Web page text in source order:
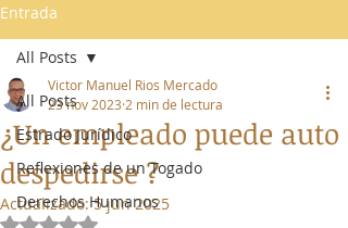
Entrada
All Posts
Estrado Jurídico
Reflexiones de un Togado
Derechos Humanos
All Posts
¿Un empleado puede auto
despedirse ?
Victor Manuel Rios Mercado
23 nov 2023 2 min de lectura
Actualizado:5 jun 2025